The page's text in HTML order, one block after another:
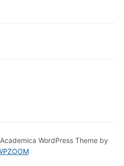
WordPress Theme by